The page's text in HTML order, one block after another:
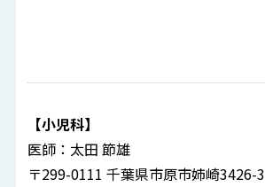
【小児科】
医師：太田 節雄
〒299-0111 千葉県市原市姉崎3426-3